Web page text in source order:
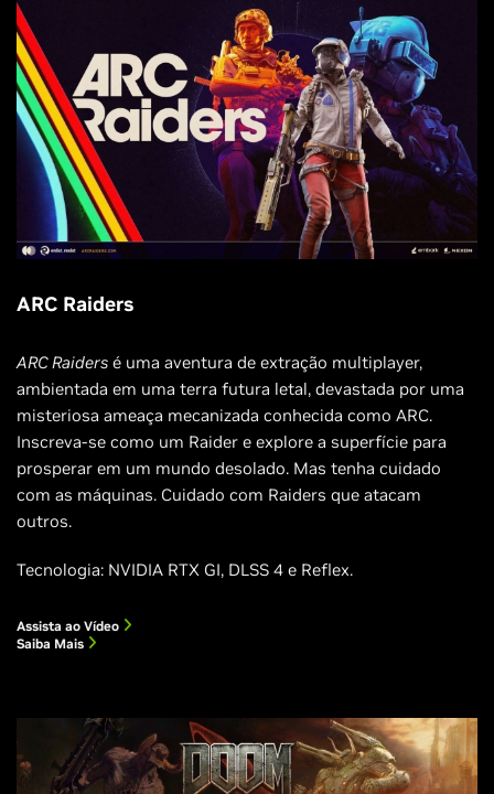
ARC Raiders
ARC Raiders é uma aventura de extração multiplayer,
ambientada em uma terra futura letal, devastada por uma
misteriosa ameaça mecanizada conhecida como ARC.
Inscreva-se como um Raider e explore a superfície para
prosperar em um mundo desolado. Mas tenha cuidado
com as máquinas. Cuidado com Raiders que atacam
outros.
Tecnologia: NVIDIA RTX GI, DLSS 4 e Reflex.
Assista ao Vídeo
Saiba Mais